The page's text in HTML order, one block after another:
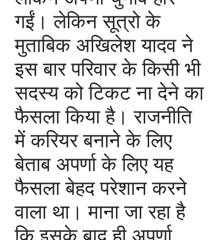
गईं। लेकिन सूत्रो के
मुताबिक अखिलेश यादव ने
इस बार परिवार के किसी भी
सदस्य को टिकट ना देने का
फैसला किया है। राजनीति
में करियर बनाने के लिए
बेताब अपर्णा के लिए यह
फैसला बेहद परेशान करने
वाला था। माना जा रहा है